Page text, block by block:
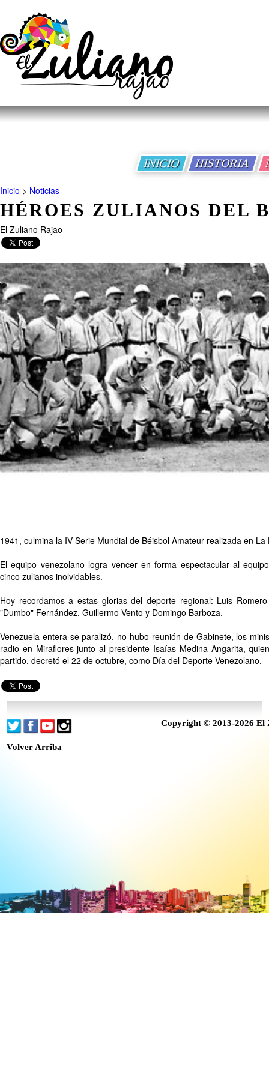
INICIO HISTORIA
Inicio > Noticias
HÉROES ZULIANOS DEL
El Zuliano Rajao
1941, culmina la IV Serie Mundial de Béisbol Amateur realizada en La
El equipo venezolano logra vencer en forma espectacular al
cinco zulianos inolvidables.
Hoy recordamos a estas glorias del deporte regional: Luis
"Dumbo" Fernández, Guillermo Vento y Domingo Barboza.
Venezuela entera se paralizó, no hubo reunión de Gabinete, los
radio en Miraflores junto al presidente Isaías Medina Angarita,
partido, decretó el 22 de octubre, como Día del Deporte Venezolano.
Copyright © 2013-2026 El
Volver Arriba